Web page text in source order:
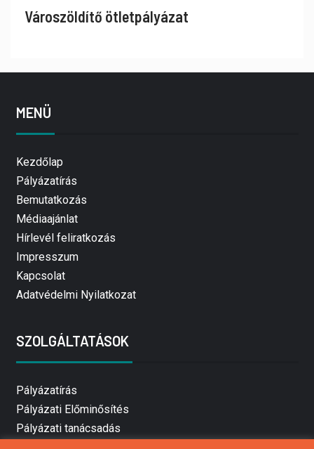
Városzöldítő ötletpályázat
MENÜ
Kezdőlap
Pályázatírás
Bemutatkozás
Médiaajánlat
Hírlevél feliratkozás
Impresszum
Kapcsolat
Adatvédelmi Nyilatkozat
SZOLGÁLTATÁSOK
Pályázatírás
Pályázati Előminősítés
Pályázati tanácsadás